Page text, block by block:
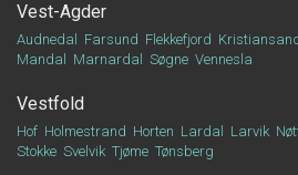
Vest-Agder
Audnedal Farsund Flekkefjord
Mandal
Marnardal Søgne Vennesla
Vestfold
Hof Holmestrand Horten Lardal Larvik
Stokke Svelvik Tjøme Tønsberg